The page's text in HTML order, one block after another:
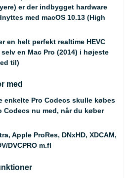
er der indbygget hardware
med macOS 10.13 (High
en helt perfekt realtime HEVC
en Mac Pro (2014) i højeste
til)
med
enkelte Pro Codecs skulle købes
Codecs nu med, når du køber
Apple ProRes, DNxHD, XDCAM,
DVCPRO m.fl